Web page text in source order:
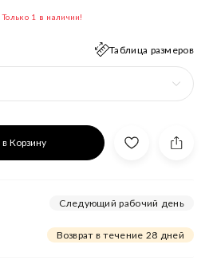
Только 1 в наличии!
Таблица размеров
Корзину
Следующий рабочий день
Возврат в течение 28 дней